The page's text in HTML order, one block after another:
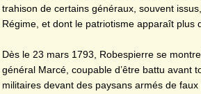
trahison de certains généraux, souvent
Régime, et dont le patriotisme apparaît plus
Dès le 23 mars 1793, Robespierre se
général Marcé, coupable d’être battu avant
militaires devant des paysans armés de